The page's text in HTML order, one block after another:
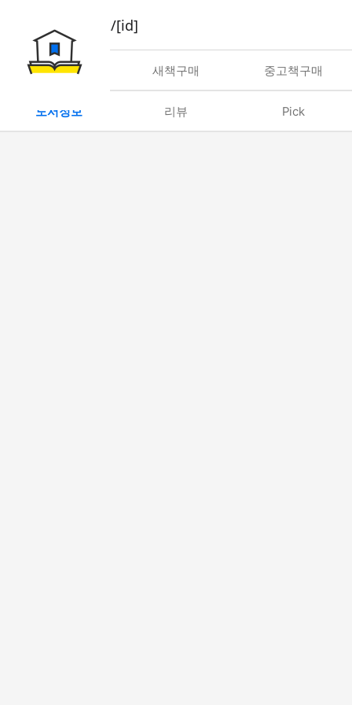
book/rent/[id]
대여 새책구매 중고책구매
도서정보 리뷰 Pick